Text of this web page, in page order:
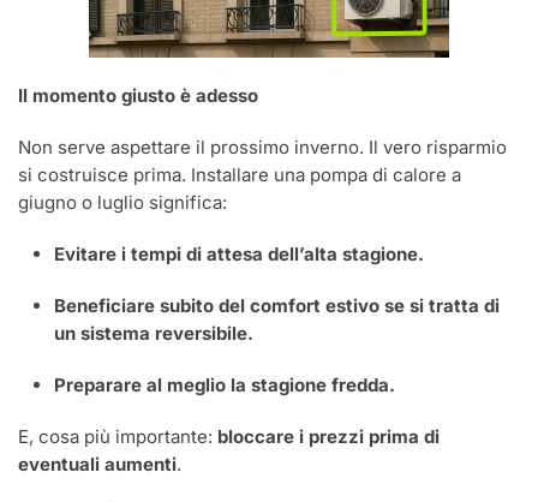
Il momento giusto è adesso
Non serve aspettare il prossimo inverno. Il vero risparmio
si costruisce prima. Installare una pompa di calore a
giugno o luglio significa:
Evitare i tempi di attesa dell’alta stagione.
Beneficiare subito del comfort estivo se si tratta di
un sistema reversibile.
Preparare al meglio la stagione fredda.
E, cosa più importante: bloccare i prezzi prima di
eventuali aumenti.